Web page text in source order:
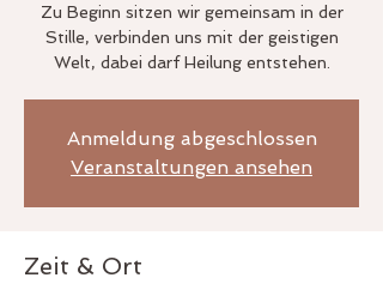
Zu Beginn sitzen wir gemeinsam in der
Stille, verbinden uns mit der geistigen
Welt, dabei darf Heilung entstehen.
Anmeldung abgeschlossen
Veranstaltungen ansehen
Zeit & Ort